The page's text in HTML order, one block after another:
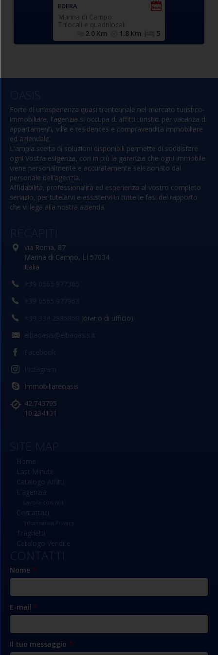
EDERA
Marina di Campo
Trilocali e quadrilocali
5
1.8 Km
2.0 Km
forno, frigo/freezer), n.2
camere da letto matrimoniali,
n.1 cameretta singola, bagno
con vasca, finestrato,
completo di tutti i sanitari e
Forte di un’esperienza quasi trentennale nel mercato turistico-
immobiliare, l'agenzia si occupa di affitti turistici per vacanza di
appartamenti, ville e residences e compravendita immobiliare
ed aziendale.
L'ampia scelta di soluzioni disponibili permette di soddisfare
ogni Vostra esigenza, con in più la garanzia che ogni immobile
viene personalmente e accuratamente selezionato dal
personale dell’agenzia.
Affidabilità, professionalità ed esperienza al vostro completo
servizio, per tutelarvi e assistervi in tutte le fasi del rapporto
che vi lega alla nostra azienda.
via Roma, 87
Marina di Campo, LI 57034
Italia
(orario di ufficio)
Immobiliareoasis
42.743795
10.234101
SITE MAP
Home
Last Minute
Catalogo Affitti
L'agenzia
Lavora con noi
Contattaci
Informativa Privacy
Traghetti
Catalogo Vendite
CONTATTI
Nome *
E-mail *
Il tuo messaggio *